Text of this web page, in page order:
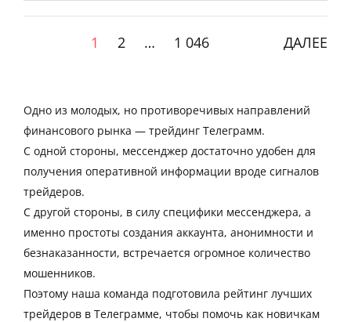
1 2 … 1 046 ДАЛЕЕ
Одно из молодых, но противоречивых направлений
финансового рынка — трейдинг Телеграмм.
С одной стороны, мессенджер достаточно удобен для
получения оперативной информации вроде сигналов
трейдеров.
С другой стороны, в силу специфики мессенджера, а
именно простоты создания аккаунта, анонимности и
безнаказанности, встречается огромное количество
мошенников.
Поэтому наша команда подготовила рейтинг лучших
трейдеров в Телеграмме, чтобы помочь как новичкам